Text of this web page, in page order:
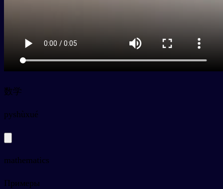
数学
pyshùxué
mathematics
Примеры